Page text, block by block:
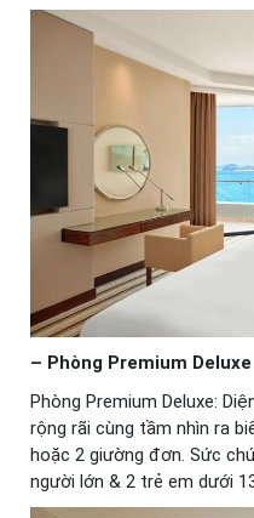
– Phòng Premium Deluxe
Phòng Premium Deluxe:
rộng rãi cùng tầm nhìn ra
hoặc 2 giường đơn. Sức
người lớn & 2 trẻ em dưới